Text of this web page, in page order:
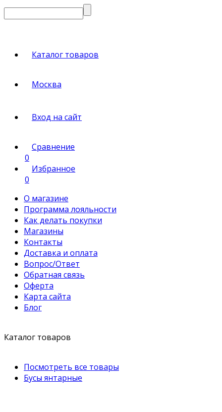
Каталог товаров
Москва
Вход на сайт
Сравнение
0
Избранное
0
О магазине
Программа лояльности
Как делать покупки
Магазины
Контакты
Доставка и оплата
Вопрос/Ответ
Обратная связь
Оферта
Карта сайта
Блог
Каталог товаров
Посмотреть все товары
Бусы янтарные